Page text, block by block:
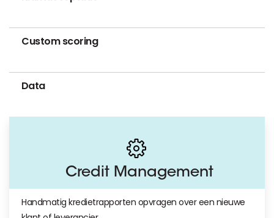
Custom scoring
Data
Credit Management
Handmatig kredietrapporten opvragen over een nieuwe